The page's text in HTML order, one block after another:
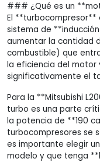
### ¿Qué es un
El
sistema de
aumentar la cantidad
combustible) que
la eficiencia del motor
significativamente el
Para la **Mitsubishi
turbo es una parte
la potencia de **190
turbocompresores se
es importante elegir
modelo y que tenga